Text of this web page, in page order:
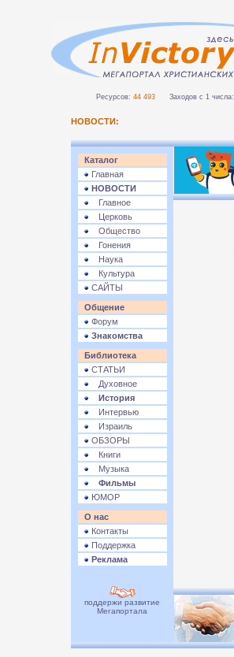
Ресурсов: 44 493 Заходов с 1 числа:
НОВОСТИ:
Каталог
Главная
НОВОСТИ
Главное
Церковь
Общество
Гонения
Наука
Культура
САЙТЫ
Общение
Форум
Знакомства
Библиотека
СТАТЬИ
Духовное
История
Интервью
Израиль
ОБЗОРЫ
Книги
Музыка
Фильмы
ЮМОР
О нас
Контакты
Поддержка
Реклама
поддержи развитие
Мегапортала